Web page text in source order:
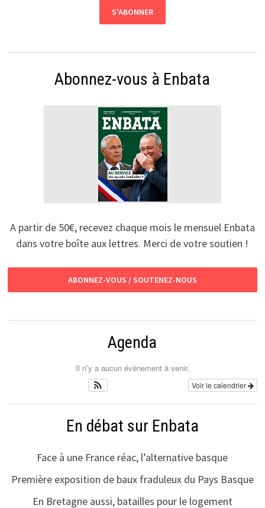
Abonnez-vous à Enbata
A partir de 50€, recevez chaque mois le mensuel Enbata
dans votre boîte aux lettres. Merci de votre soutien !
ABONNEZ-VOUS / SOUTENEZ-NOUS
Agenda
Il n’y a aucun évènement à venir.
Voir le calendrier
En débat sur Enbata
Face à une France réac, l’alternative basque
Première exposition de baux fraduleux du Pays Basque
En Bretagne aussi, batailles pour le logement